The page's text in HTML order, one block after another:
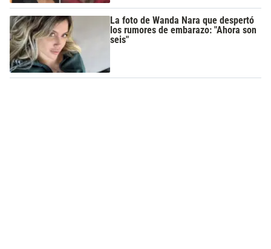
La foto de Wanda Nara que despertó
los rumores de embarazo: "Ahora son
seis"